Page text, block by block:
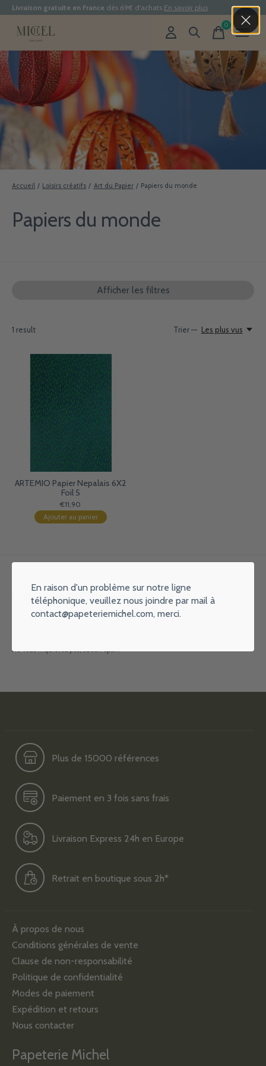
Livraison gratuite en France dès 69€ d'achats En savoir plus
0items
Accueil / Loisirs créatifs / Art du Papier / Papiers du monde
Papiers du monde
Afficher les filtres
1 result Trier — Les plus vus
ARTEMIO Papier Nepalais 6X2
Foil 5
€11,90
Ajouter au panier
On reste en contact
Ne vous inquiétez pas, aucun spam
Plus de 15000 références
Paiement en 3 fois sans frais
Livraison Express 24h en Europe
Retrait en boutique sous 2h*
À propos de nous
Conditions générales de vente
Clause de non-responsabilité
Politique de confidentialité
Modes de paiement
Expédition et retours
Nous contacter
Papeterie Michel
En raison d'un problème sur notre ligne
téléphonique, veuillez nous joindre par mail à
contact@papeteriemichel.com, merci.